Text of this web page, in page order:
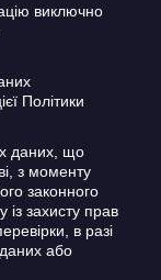
виключно
Політики
даних, що
з моменту
законного
захисту прав
в разі
або